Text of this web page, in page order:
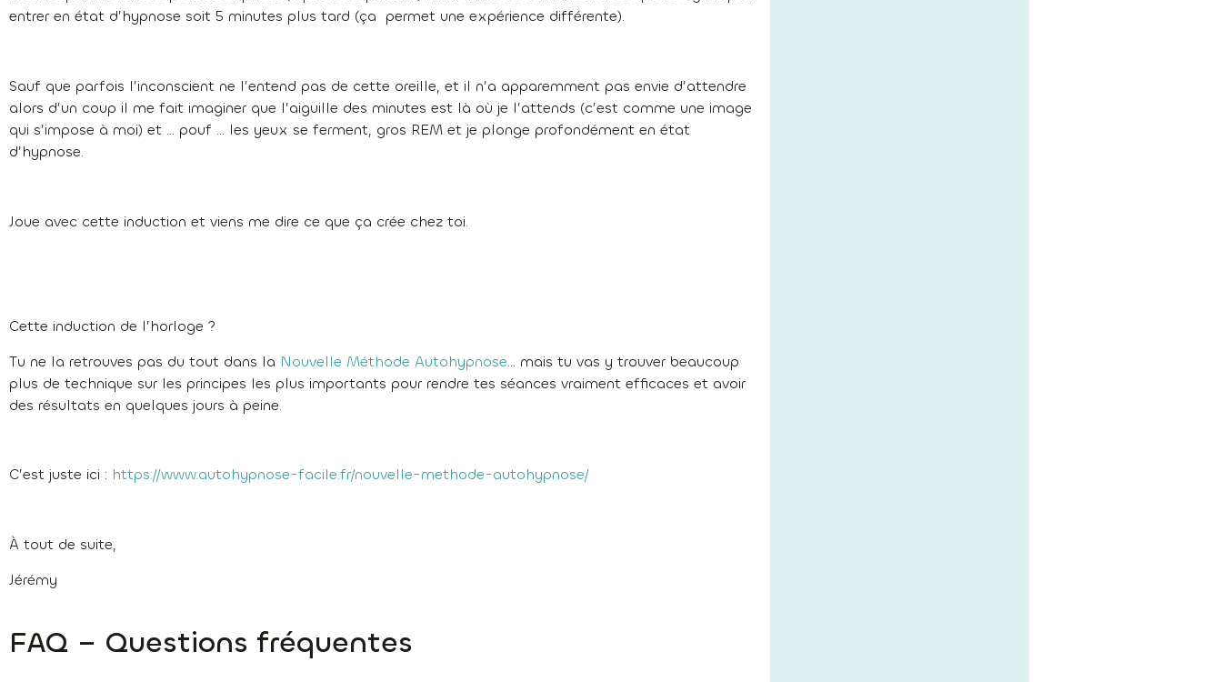
entrer en état d’hypnose soit 5 minutes plus tard (ça permet une expérience différente).
Sauf que parfois l’inconscient ne l’entend pas de cette oreille, et il n’a apparemment pas envie d’attendre
alors d’un coup il me fait imaginer que l’aiguille des minutes est là où je l’attends (c’est comme une image
qui s’impose à moi) et … pouf … les yeux se ferment, gros REM et je plonge profondément en état
d’hypnose.
Joue avec cette induction et viens me dire ce que ça crée chez toi.
Cette induction de l’horloge ?
Tu ne la retrouves pas du tout dans la Nouvelle Méthode Autohypnose… mais tu vas y trouver beaucoup
plus de technique sur les principes les plus importants pour rendre tes séances vraiment efficaces et avoir
des résultats en quelques jours à peine.
C’est juste ici : https://www.autohypnose-facile.fr/nouvelle-methode-autohypnose/
À tout de suite,
Jérémy
FAQ – Questions fréquentes